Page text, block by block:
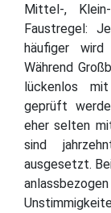
Mittel-,
Faustregel:
häufiger wird
Während
lückenlos mit
geprüft
eher selten
sind
ausgesetzt.